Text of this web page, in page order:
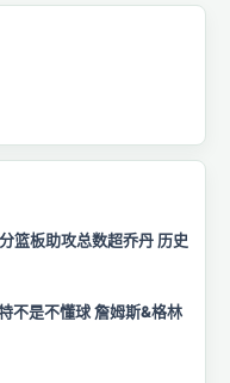
篮板助攻总数超乔丹 历史
不是不懂球 詹姆斯&格林